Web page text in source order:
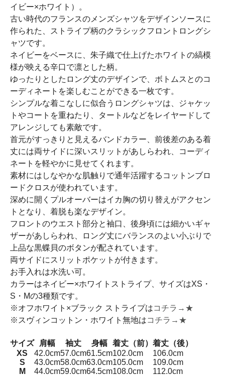
イビー×ホワイト）。
古い時代のフランスのメンズシャツをデザインソースに
作られた、ストライプ柄のクラシックフロントロングシ
ャツです。
ネイビーをベースに、朱子織で仕上げたホワイトの縞模
様が映える辛口で凛とした柄。
ゆったりとしたロング丈のデザインで、ボトムスとのコ
ーディネートを楽しむことができる一枚です。
シンプルな着こなしに似合うロングシャツは、ジャケッ
トやコートを重ねたり、タートルなどをレイヤードして
アレンジしても素敵です。
首元がすっきりと見えるバンドカラー、前後差のある着
丈には両サイドに深いスリットがあしらわれ、コーディ
ネートを軽やかに見せてくれます。
素材にはしなやかな肌触りで通年活躍するコットンブロ
ードクロスが使われています。
深めに開くプルオーバーはイカ胸の切り替えがアクセン
トとなり、着脱も楽なデザイン。
フロントのウエスト部分と袖口、後身頃には細かいギャ
ザーがあしらわれ、ロング丈にバランスのよい小ぶりで
上品な黒蝶貝のボタンが配されています。
両サイドにスリットポケットが付きます。
お手入れは水洗い可。
カラーはネイビー×ホワイトストライプ、サイズはXS・
S・Mの3種類です。
※オフホワイト×ブラック ストライプはコチラ→★
※スヴィンコットン・ホワイト無地はコチラ→★
サイズ 肩幅 袖丈 身幅 着丈（前） 着丈（後）
XS
42.0cm57.0cm61.5cm102.0cm
106.0cm
S
43.0cm58.0cm63.0cm105.0cm
109.0cm
M
44.0cm59.0cm64.5cm108.0cm 112.0cm